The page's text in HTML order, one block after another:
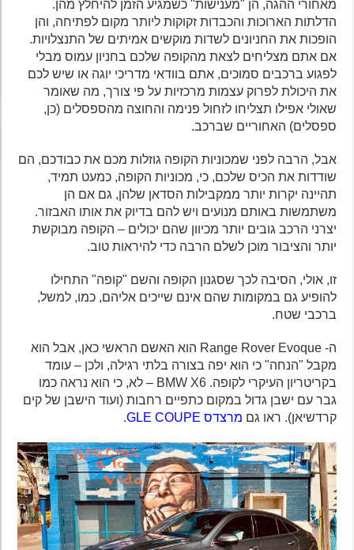
מאחורי ההגה, הן "מענישות" כשמגיע הזמן להיחלץ מהן.
הדלתות הארוכות והכבדות זקוקות ליותר מקום לפתיחה, והן
הופכות את החניונים לשדות מוקשים אמיתים של התנצלויות.
אם אתם מצליחים לצאת מהקופה שלכם בחניון עמוס מבלי
לפגוע ברכבים סמוכים, אתם בוודאי מדריכי יוגה או שיש לכם
את היכולת לפרוק עצמות מרכזיות על פי צורך, מה שאומר
שאולי אפילו תצליחו לזחול פנימה והחוצה מהספסלים (כן,
ספסלים) האחוריים שברכב.
אבל, הרבה לפני שמכוניות הקופה גוזלות מכם את כבודכם, הם
שודדות את הכיס שלכם, כי, מכוניות הקופה, כמעט תמיד,
תהיינה יקרות יותר ממקבילות הסדאן שלהן, גם אם הן
משתמשות באותם מנועים ויש להם בדיוק את אותו האבזור.
יצרני הרכב גובים יותר מכיוון שהם יכולים – הקופה מבוקשת
יותר והציבור מוכן לשלם הרבה כדי להיראות טוב.
זו, אולי, הסיבה לכך שסגנון הקופה והשם "קופה" התחילו
להופיע גם במקומות שהם אינם שייכים אליהם, כמו, למשל,
ברכבי שטח.
ה- Range Rover Evoque הוא האשם הראשי כאן, אבל הוא
מקבל "הנחה" כי הוא יפה בצורה בלתי רגילה, ולכן – עומד
בקריטריון העיקרי לקופה. BMW X6 – לא, כי הוא נראה כמו
גבר עם ישבן גדול במקום כתפיים רחבות (ועוד הישבן של קים
קרדשיאן). ראו גםמרצדס GLE COUPE .